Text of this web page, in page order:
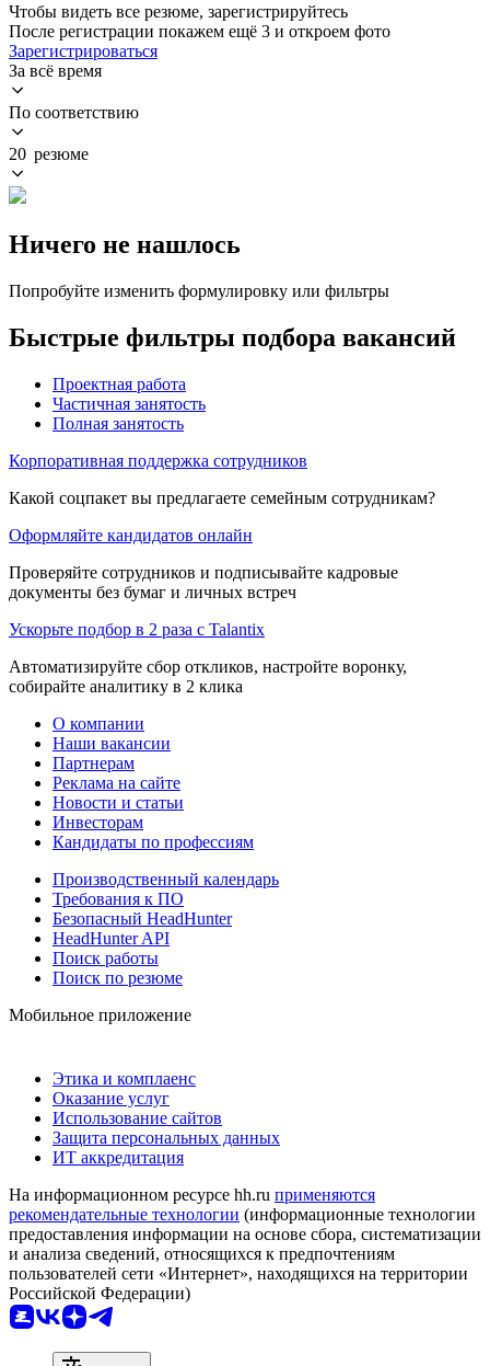
Чтобы видеть все резюме, зарегистрируйтесь
После регистрации покажем ещё 3 и откроем фото
Зарегистрироваться
За всё время
По соответствию
20 резюме
Ничего не нашлось
Попробуйте изменить формулировку или фильтры
Быстрые фильтры подбора вакансий
Проектная работа
Частичная занятость
Полная занятость
Корпоративная поддержка сотрудников
Какой соцпакет вы предлагаете семейным сотрудникам?
Оформляйте кандидатов онлайн
Проверяйте сотрудников и подписывайте кадровые
документы без бумаг и личных встреч
Ускорьте подбор в 2 раза с Talantix
Автоматизируйте сбор откликов, настройте воронку,
собирайте аналитику в 2 клика
О компании
Наши вакансии
Партнерам
Реклама на сайте
Новости и статьи
Инвесторам
Кандидаты по профессиям
Производственный календарь
Требования к ПО
Безопасный HeadHunter
HeadHunter API
Поиск работы
Поиск по резюме
Мобильное приложение
Этика и комплаенс
Оказание услуг
Использование сайтов
Защита персональных данных
ИТ аккредитация
На информационном ресурсе hh.ru применяются
рекомендательные технологии (информационные технологии
предоставления информации на основе сбора, систематизации
и анализа сведений, относящихся к предпочтениям
пользователей сети «Интернет», находящихся на территории
Российской Федерации)